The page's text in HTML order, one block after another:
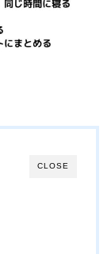
CLOSE